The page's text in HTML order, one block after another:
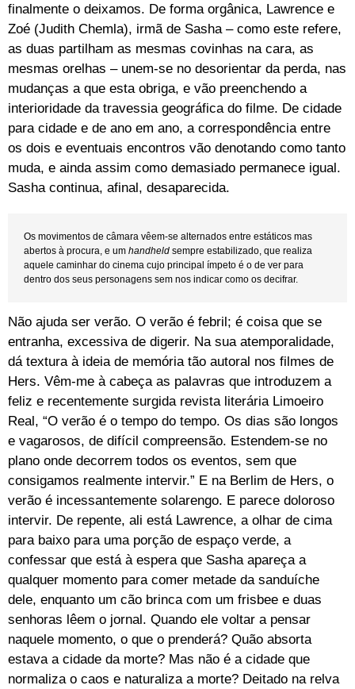
finalmente o deixamos. De forma orgânica, Lawrence e
Zoé (Judith Chemla), irmã de Sasha – como este refere,
as duas partilham as mesmas covinhas na cara, as
mesmas orelhas – unem-se no desorientar da perda, nas
mudanças a que esta obriga, e vão preenchendo a
interioridade da travessia geográfica do filme. De cidade
para cidade e de ano em ano, a correspondência entre
os dois e eventuais encontros vão denotando como tanto
muda, e ainda assim como demasiado permanece igual.
Sasha continua, afinal, desaparecida.
Os movimentos de câmara vêem-se alternados entre estáticos mas
abertos à procura, e um handheld sempre estabilizado, que realiza
aquele caminhar do cinema cujo principal ímpeto é o de ver para
dentro dos seus personagens sem nos indicar como os decifrar.
Não ajuda ser verão. O verão é febril; é coisa que se
entranha, excessiva de digerir. Na sua atemporalidade,
dá textura à ideia de memória tão autoral nos filmes de
Hers. Vêm-me à cabeça as palavras que introduzem a
feliz e recentemente surgida revista literária Limoeiro
Real, “O verão é o tempo do tempo. Os dias são longos
e vagarosos, de difícil compreensão. Estendem-se no
plano onde decorrem todos os eventos, sem que
consigamos realmente intervir.” E na Berlim de Hers, o
verão é incessantemente solarengo. E parece doloroso
intervir. De repente, ali está Lawrence, a olhar de cima
para baixo para uma porção de espaço verde, a
confessar que está à espera que Sasha apareça a
qualquer momento para comer metade da sanduíche
dele, enquanto um cão brinca com um frisbee e duas
senhoras lêem o jornal. Quando ele voltar a pensar
naquele momento, o que o prenderá? Quão absorta
estava a cidade da morte? Mas não é a cidade que
normaliza o caos e naturaliza a morte? Deitado na relva